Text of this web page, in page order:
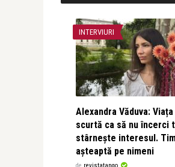
INTERVIURI
Alexandra Văduva:
scurtă ca să nu încerci
stârnește interesul.
așteaptă pe nimeni
de revistatango